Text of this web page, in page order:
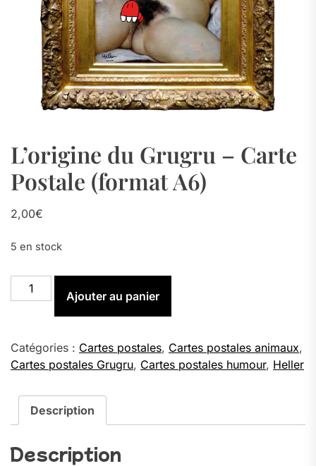
L’origine du Grugru – Carte
Postale (format A6)
2,00€
5 en stock
quantité
de
Grugru
-
(format
A6)
Ajouter au panier
Catégories : Cartes postales, Cartes postales animaux,
Cartes postales Grugru, Cartes postales humour, Heller
Description
Description